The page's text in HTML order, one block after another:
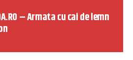
– Armata cu cai de lemn